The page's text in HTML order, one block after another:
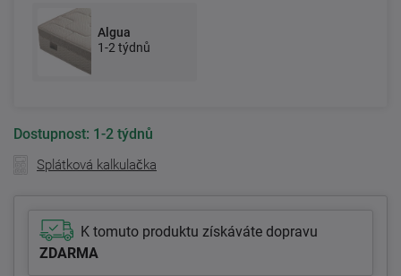
Algua
1-2 týdnů
Dostupnost: 1-2 týdnů
Splátková kalkulačka
K tomuto produktu získáváte dopravu
ZDARMA